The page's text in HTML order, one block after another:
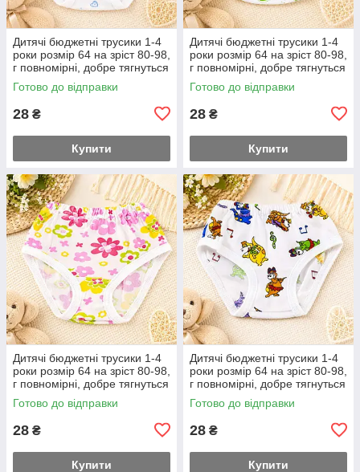
Дитячі бюджетні трусики 1-4
роки розмір 64 на зріст 80-98,
г повномірні, добре тягнуться
Готово до відправки
28 ₴
Купити
Дитячі бюджетні трусики 1-4
роки розмір 64 на зріст 80-98,
г повномірні, добре тягнуться
Готово до відправки
28 ₴
Купити
Дитячі бюджетні трусики 1-4
роки розмір 64 на зріст 80-98,
г повномірні, добре тягнуться
Готово до відправки
28 ₴
Купити
Дитячі бюджетні трусики 1-4
роки розмір 64 на зріст 80-98,
г повномірні, добре тягнуться
Готово до відправки
28 ₴
Купити